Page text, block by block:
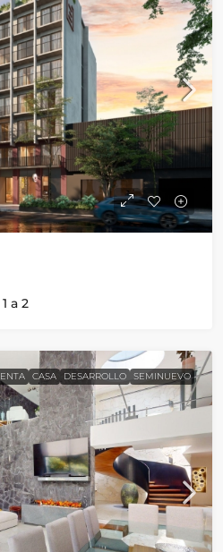
1 a 2
CASA DESARROLLO SEMINUEVO